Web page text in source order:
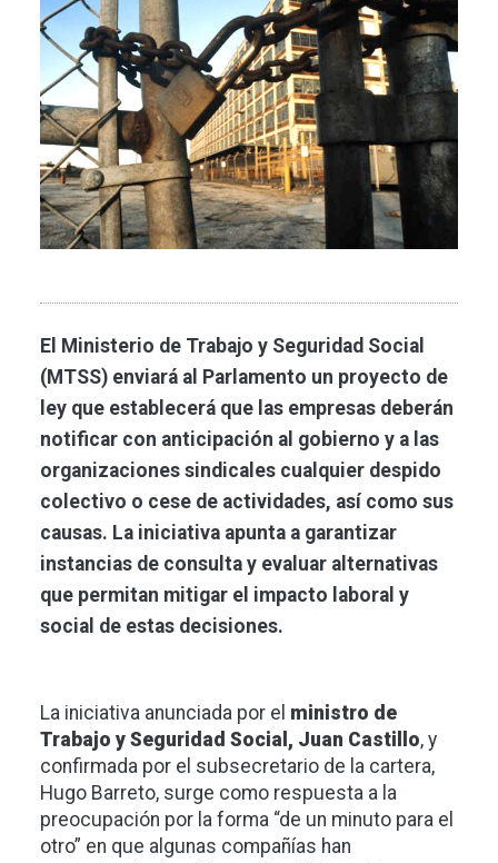
El Ministerio de Trabajo y Seguridad Social
(MTSS) enviará al Parlamento un proyecto de
ley que establecerá que las empresas deberán
notificar con anticipación al gobierno y a las
organizaciones sindicales cualquier despido
colectivo o cese de actividades, así como sus
causas. La iniciativa apunta a garantizar
instancias de consulta y evaluar alternativas
que permitan mitigar el impacto laboral y
social de estas decisiones.
La iniciativa anunciada por el ministro de
Trabajo y Seguridad Social, Juan Castillo, y
confirmada por el subsecretario de la cartera,
Hugo Barreto, surge como respuesta a la
preocupación por la forma “de un minuto para el
otro” en que algunas compañías han